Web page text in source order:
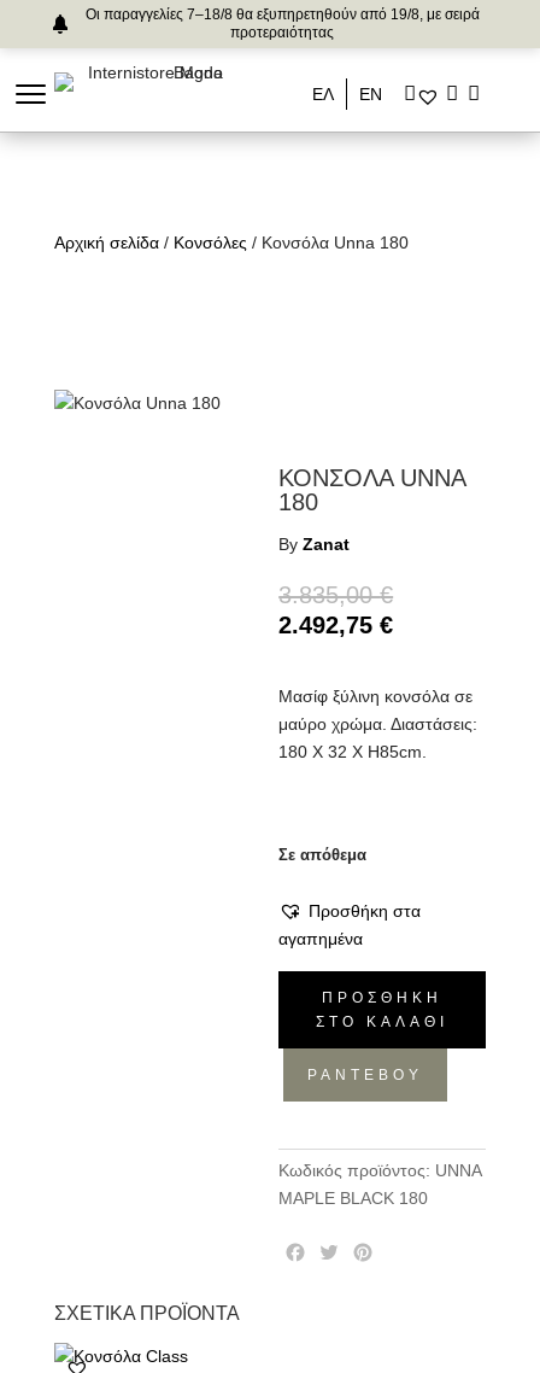
Οι παραγγελίες 7–18/8 θα εξυπηρετηθούν από 19/8, με σειρά
προτεραιότητας
ΕΛ ΕΝ
Αρχική σελίδα/ Κονσόλες / Κονσόλα Unna 180
ΚΟΝΣΟΛΑ UNNA
180
ByZanat
3.835,00€
2.492,75€
Μασίφ ξύλινη κονσόλα σε
μαύρο χρώμα. Διαστάσεις:
180 Χ 32 Χ Η85cm.
Σε απόθεμα
Προσθήκη στα
αγαπημένα
ποσότητα
ΠΡΟΣΘΉΚΗ
ΣΤΟ ΚΑΛΆΘΙ
ΡΑΝΤΕΒΟΥ
Κωδικός προϊόντος: UNNA
MAPLE BLACK 180
T
ΣΧΕΤΙΚΆ ΠΡΟΪΌΝΤΑ